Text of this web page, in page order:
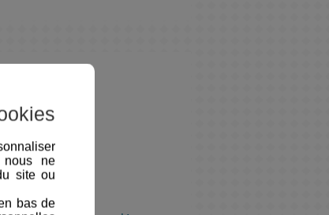
nous ne
site ou
bas de